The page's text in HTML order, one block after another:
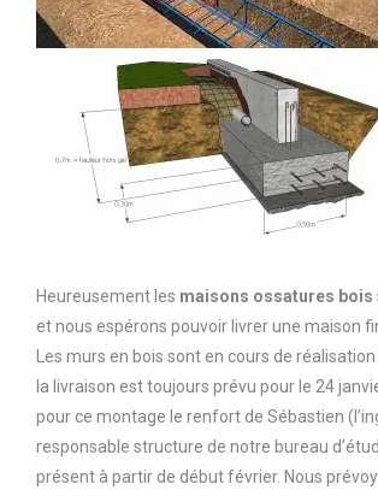
Heureusement les maisons ossatures bois
et nous espérons pouvoir livrer une maison
Les murs en bois sont en cours de
la livraison est toujours prévu pour le 24
pour ce montage le renfort de Sébastien
responsable structure de notre bureau
présent à partir de début février. Nous